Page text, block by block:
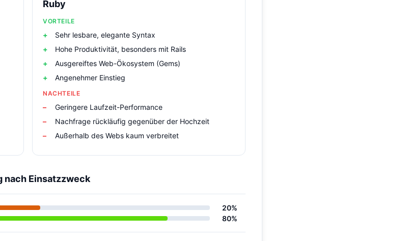
Ruby
VORTEILE
Sehr lesbare, elegante Syntax
Hohe Produktivität, besonders mit Rails
Ausgereiftes Web-Ökosystem (Gems)
Angenehmer Einstieg
NACHTEILE
Geringere Laufzeit-Performance
Nachfrage rückläufig gegenüber der Hochzeit
Außerhalb des Webs kaum verbreitet
nach Einsatzzweck
20%
80%